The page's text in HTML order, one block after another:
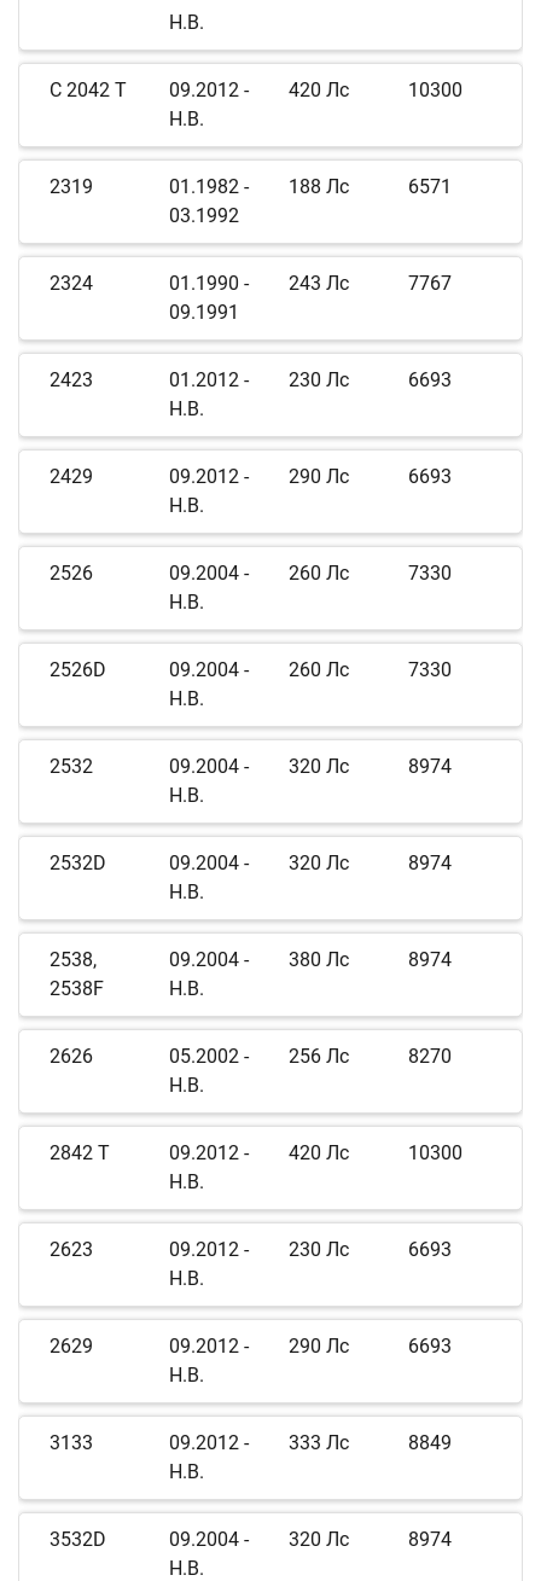
Н.В.
C 2042 T
09.2012 -
Н.В.
420 Лс 10300
2319
01.1982 -
03.1992
188 Лс 6571
2324
01.1990 -
09.1991
243 Лс 7767
2423
01.2012 -
Н.В.
230 Лс 6693
2429
09.2012 -
Н.В.
290 Лс 6693
2526
09.2004 -
Н.В.
260 Лс 7330
2526D
09.2004 -
Н.В.
260 Лс 7330
2532
09.2004 -
Н.В.
320 Лс 8974
2532D
09.2004 -
Н.В.
320 Лс 8974
2538,
2538F
09.2004 -
Н.В.
380 Лс 8974
2626
05.2002 -
Н.В.
256 Лс 8270
2842 T
09.2012 -
Н.В.
420 Лс 10300
2623
09.2012 -
Н.В.
230 Лс 6693
2629
09.2012 -
Н.В.
290 Лс 6693
3133
09.2012 -
Н.В.
333 Лс 8849
3532D
09.2004 -
Н.В.
320 Лс 8974